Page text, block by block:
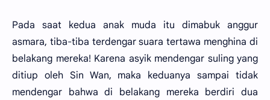
Pada saat kedua anak muda itu dimabuk anggur
asmara, tiba-tiba terdengar suara tertawa menghina di
belakang mereka! Karena asyik mendengar suling yang
ditiup oleh Sin Wan, maka keduanya sampai tidak
mendengar bahwa di belakang mereka berdiri dua